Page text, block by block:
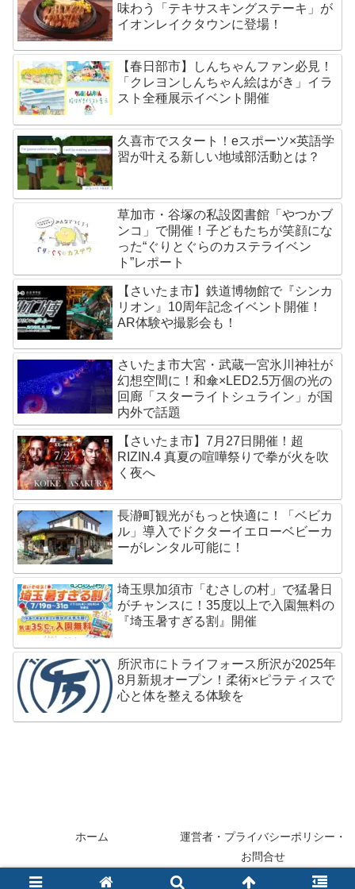
味わう「テキサスキングステーキ」が
イオンレイクタウンに登場！
【春日部市】しんちゃんファン必見！
「クレヨンしんちゃん絵はがき」イラ
スト全種展示イベント開催
久喜市でスタート！eスポーツ×英語学
習が叶える新しい地域部活動とは？
草加市・谷塚の私設図書館「やつかブ
ンコ」で開催！子どもたちが笑顔にな
った“ぐりとぐらのカステライベン
ト”レポート
【さいたま市】鉄道博物館で『シンカ
リオン』10周年記念イベント開催！
AR体験や撮影会も！
さいたま市大宮・武蔵一宮氷川神社が
幻想空間に！和傘×LED2.5万個の光の
回廊「スターライトシュライン」が国
内外で話題
【さいたま市】7月27日開催！超
RIZIN.4 真夏の喧嘩祭りで拳が火を吹
く夜へ
長瀞町観光がもっと快適に！「ベビカ
ル」導入でドクターイエローベビーカ
ーがレンタル可能に！
埼玉県加須市「むさしの村」で猛暑日
がチャンスに！35度以上で入園無料の
『埼玉暑すぎる割』開催
所沢市にトライフォース所沢が2025年
8月新規オープン！柔術×ピラティスで
心と体を整える体験を
ホーム
運営者・プライバシーポリシー・
お問合せ
© 2013-2026 saitama-e.com.